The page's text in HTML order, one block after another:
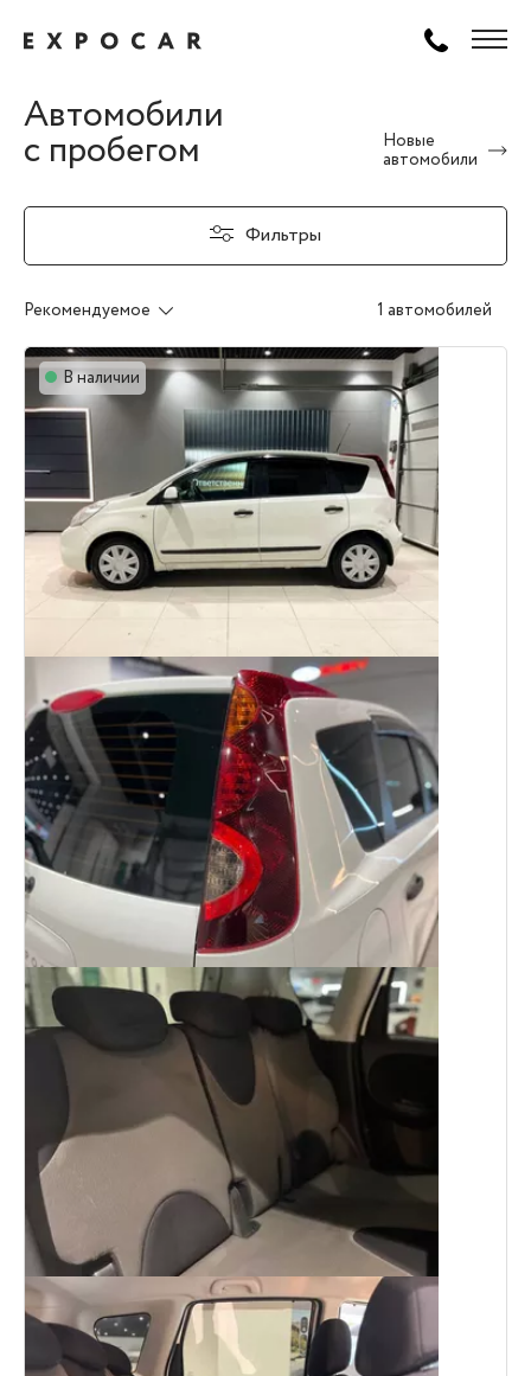
Автомобили
с пробегом
Новые
автомобили
Фильтры
Рекомендуемое 1 автомобилей
В наличии